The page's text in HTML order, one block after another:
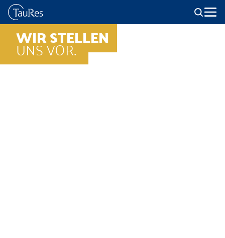
WIR STELLEN
UNS VOR.